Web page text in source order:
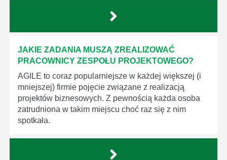
JAKIE ZADANIA MUSZĄ ZREALIZOWAĆ
PRACOWNICY ZESPOŁU PROJEKTOWEGO?
AGILE to coraz popularniejsze w każdej większej (i
mniejszej) firmie pojęcie związane z realizacją
projektów biznesowych. Z pewnością każda osoba
zatrudniona w takim miejscu choć raz się z nim
spotkała.